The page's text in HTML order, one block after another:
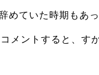
めていた時期もあ
メントすると、す